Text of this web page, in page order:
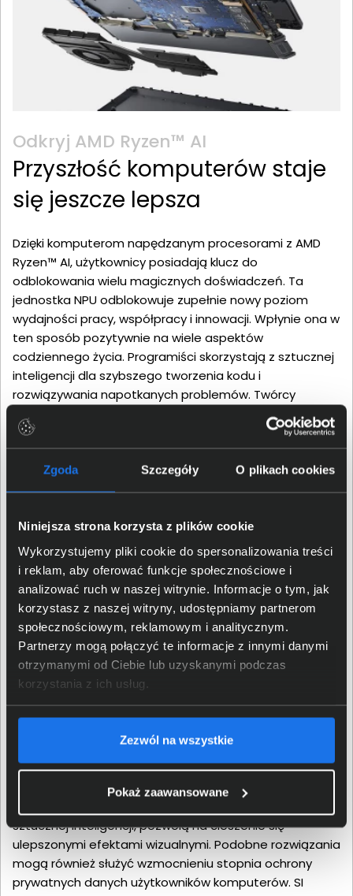
Zgoda Szczegóły O plikach cookies
Niniejsza strona korzysta z plików cookie
Wykorzystujemy pliki cookie do spersonalizowania treści
i reklam, aby oferować funkcje społecznościowe i
analizować ruch w naszej witrynie. Informacje o tym, jak
korzystasz z naszej witryny, udostępniamy partnerom
społecznościowym, reklamowym i analitycznym.
Partnerzy mogą połączyć te informacje z innymi danymi
otrzymanymi od Ciebie lub uzyskanymi podczas
korzystania z ich usług.
Zezwól na wszystkie
Pokaż zaawansowane
Odkryj AMD Ryzen™ AI
Przyszłość komputerów staje
się jeszcze lepsza
Dzięki komputerom napędzanym procesorami z AMD
Ryzen™ AI, użytkownicy posiadają klucz do
odblokowania wielu magicznych doświadczeń. Ta
jednostka NPU odblokowuje zupełnie nowy poziom
wydajności pracy, współpracy i innowacji. Wpłynie ona w
ten sposób pozytywnie na wiele aspektów
codziennego życia. Programiści skorzystają z sztucznej
inteligencji dla szybszego tworzenia kodu i
rozwiązywania napotkanych problemów. Twórcy
dostarczą bardziej pomysłowe i angażujące treści.
Właściciele firm będą mogli usprawnić je dzięki
narzędziom do optymalizacji przepływu pracy. To
jedynie kilka potencjalnych przykładów wykorzystania
sztucznej inteligencji.
Codzienne i niecodzienne
zastosowania
sztucznej inteligencji, pozwolą na cieszenie się
ulepszonymi efektami wizualnymi. Podobne rozwiązania
mogą również służyć wzmocnieniu stopnia ochrony
prywatnych danych użytkowników komputerów. SI